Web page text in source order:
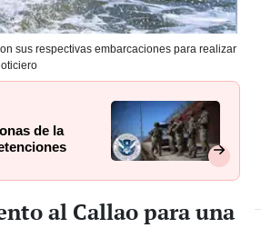
sus respectivas embarcaciones para realizar
de la
al Callao para una